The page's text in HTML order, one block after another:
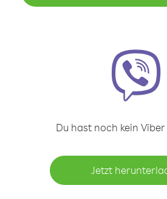
Du hast noch kein
Jetzt